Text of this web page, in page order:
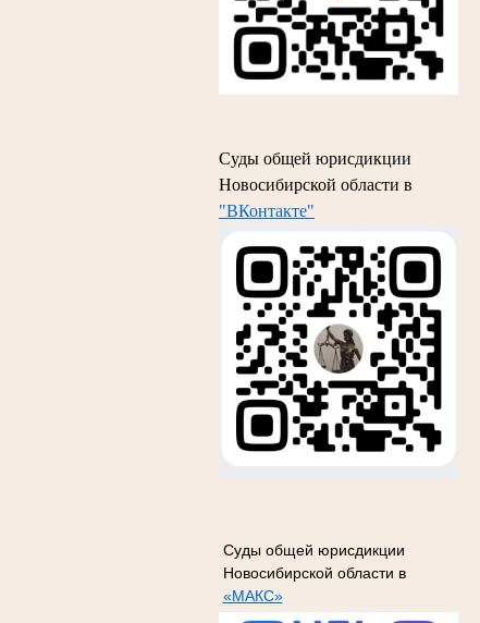
Суды общей юрисдикции
Новосибирской области в
"ВКонтакте"
Суды общей юрисдикции
Новосибирской области в
«МАКС»